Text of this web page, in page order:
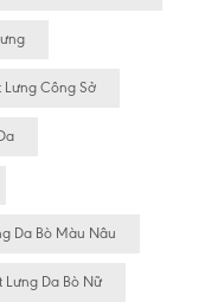
Lưng Công Sở
Da Bò Màu Nâu
Lưng Da Bò Nữ